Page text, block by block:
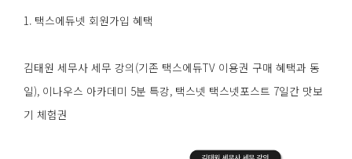
1. 택스에듀넷 회원가입 혜택
김태원 세무사 세무 강의(기존 택스에듀TV 이용권 구매 혜택과 동
일), 이나우스 아카데미 5분 특강, 택스넷 택스넷포스트 7일간 맛보
기 체험권